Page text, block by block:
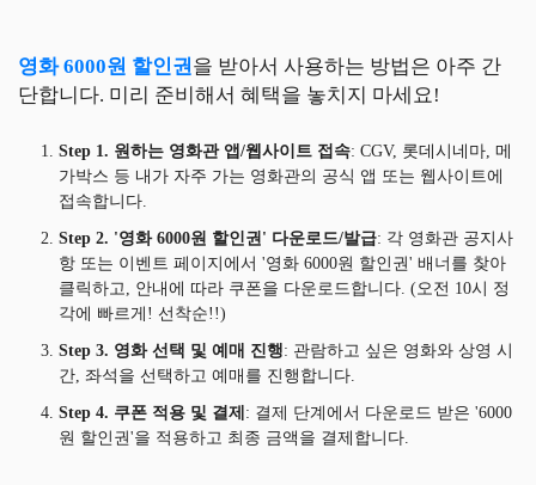
영화 6000원 할인권을 받아서 사용하는 방법은 아주 간
단합니다. 미리 준비해서 혜택을 놓치지 마세요!
Step 1. 원하는 영화관 앱/웹사이트 접속: CGV, 롯데시네마, 메
가박스 등 내가 자주 가는 영화관의 공식 앱 또는 웹사이트에
접속합니다.
Step 2. '영화 6000원 할인권' 다운로드/발급: 각 영화관 공지사
항 또는 이벤트 페이지에서 '영화 6000원 할인권' 배너를 찾아
클릭하고, 안내에 따라 쿠폰을 다운로드합니다. (오전 10시 정
각에 빠르게! 선착순!!)
Step 3. 영화 선택 및 예매 진행: 관람하고 싶은 영화와 상영 시
간, 좌석을 선택하고 예매를 진행합니다.
Step 4. 쿠폰 적용 및 결제 : 결제 단계에서 다운로드 받은 '6000
원 할인권'을 적용하고 최종 금액을 결제합니다.